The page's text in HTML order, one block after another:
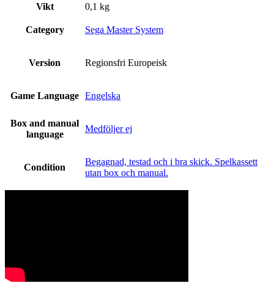
Vikt 0,1 kg
Category Sega Master System
Version Regionsfri Europeisk
Game Language Engelska
Box and manual
language
Medföljer ej
Condition
Begagnad, testad och i bra skick. Spelkassett
utan box och manual.